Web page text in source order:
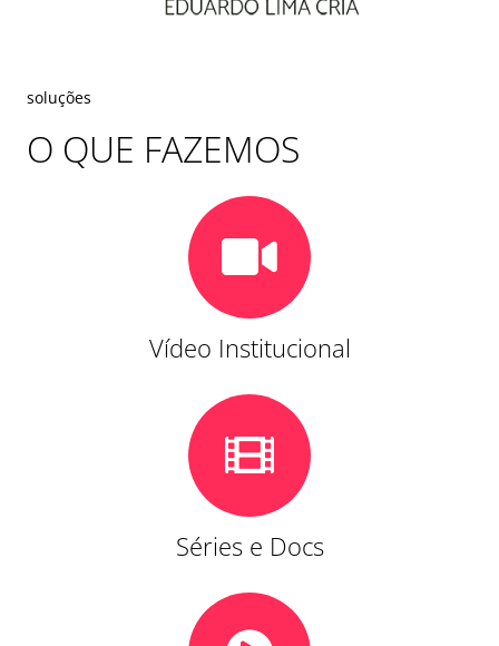
soluções
O QUE FAZEMOS
Vídeo Institucional
Séries e Docs